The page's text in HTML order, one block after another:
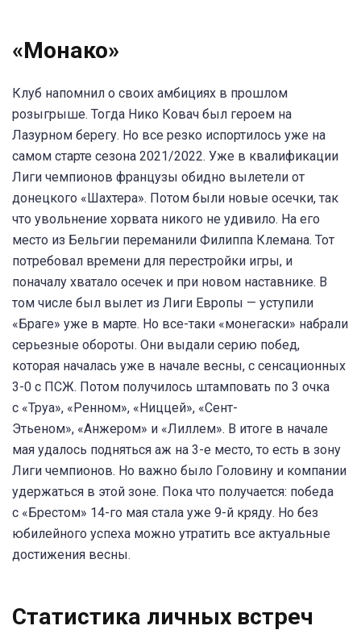
«Монако»
Клуб напомнил о своих амбициях в прошлом
розыгрыше. Тогда Нико Ковач был героем на
Лазурном берегу. Но все резко испортилось уже на
самом старте сезона 2021/2022. Уже в квалификации
Лиги чемпионов французы обидно вылетели от
донецкого «Шахтера». Потом были новые осечки, так
что увольнение хорвата никого не удивило. На его
место из Бельгии переманили Филиппа Клемана. Тот
потребовал времени для перестройки игры, и
поначалу хватало осечек и при новом наставнике. В
том числе был вылет из Лиги Европы — уступили
«Браге» уже в марте. Но все-таки «монегаски» набрали
серьезные обороты. Они выдали серию побед,
которая началась уже в начале весны, с сенсационных
3-0 с ПСЖ. Потом получилось штамповать по 3 очка
с «Труа», «Ренном», «Ниццей», «Сент-
Этьеном», «Анжером» и «Лиллем». В итоге в начале
мая удалось подняться аж на 3-е место, то есть в зону
Лиги чемпионов. Но важно было Головину и компании
удержаться в этой зоне. Пока что получается: победа
с «Брестом» 14-го мая стала уже 9-й кряду. Но без
юбилейного успеха можно утратить все актуальные
достижения весны.
Статистика личных встреч